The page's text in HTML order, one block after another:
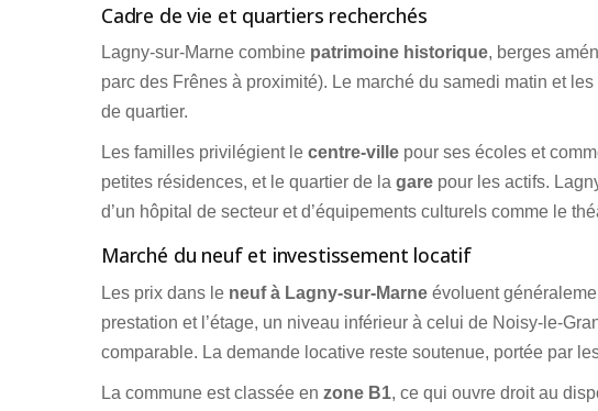
Cadre de vie et quartiers recherchés
Lagny-sur-Marne combine patrimoine historique, berges
parc des Frênes à proximité). Le marché du samedi matin et
de quartier.
Les familles privilégient le centre-ville pour ses écoles et
petites résidences, et le quartier de la gare pour les actifs.
d’un hôpital de secteur et d’équipements culturels comme le
Marché du neuf et investissement locatif
Les prix dans le neuf à Lagny-sur-Marne évoluent
prestation et l’étage, un niveau inférieur à celui de Noisy-le-
comparable. La demande locative reste soutenue, portée par
La commune est classée en zone B1, ce qui ouvre droit au